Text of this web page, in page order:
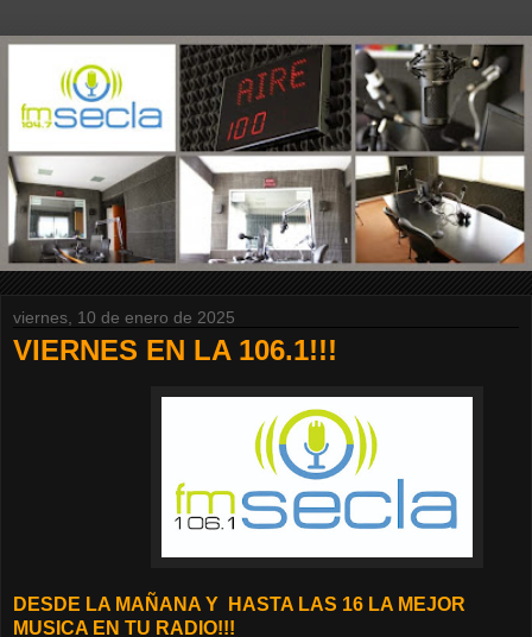
viernes, 10 de enero de 2025
VIERNES EN LA 106.1!!!
D ESDE LA MAÑANA Y
HASTA LAS 16 LA MEJOR
MUSICA EN TU RADIO!!!